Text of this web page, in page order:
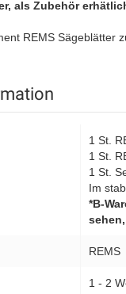
als Zubehör
REMS Sägeblätter
1 St.
1 St.
1 St.
Im
*B-
REMS
1 - 2